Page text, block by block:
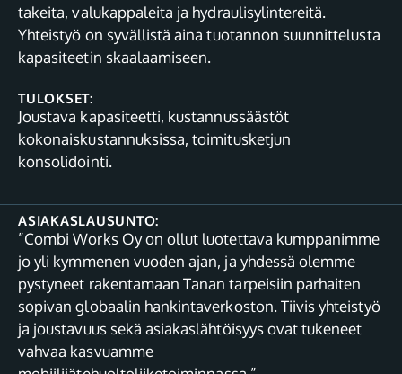
takeita, valukappaleita ja hydraulisylintereitä.
Yhteistyö on syvällistä aina tuotannon suunnittelusta
kapasiteetin skaalaamiseen.
TULOKSET:
Joustava kapasiteetti, kustannussäästöt
kokonaiskustannuksissa, toimitusketjun
konsolidointi.
ASIAKASLAUSUNTO:
”Combi Works Oy on ollut luotettava kumppanimme
jo yli kymmenen vuoden ajan, ja yhdessä olemme
pystyneet rakentamaan Tanan tarpeisiin parhaiten
sopivan globaalin hankintaverkoston. Tiivis yhteistyö
ja joustavuus sekä asiakaslähtöisyys ovat tukeneet
vahvaa kasvuamme